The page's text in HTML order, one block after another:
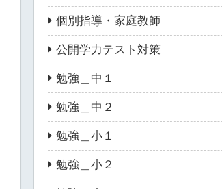
個別指導・家庭教師
公開学力テスト対策
勉強＿中１
勉強＿中２
勉強＿小１
勉強＿小２